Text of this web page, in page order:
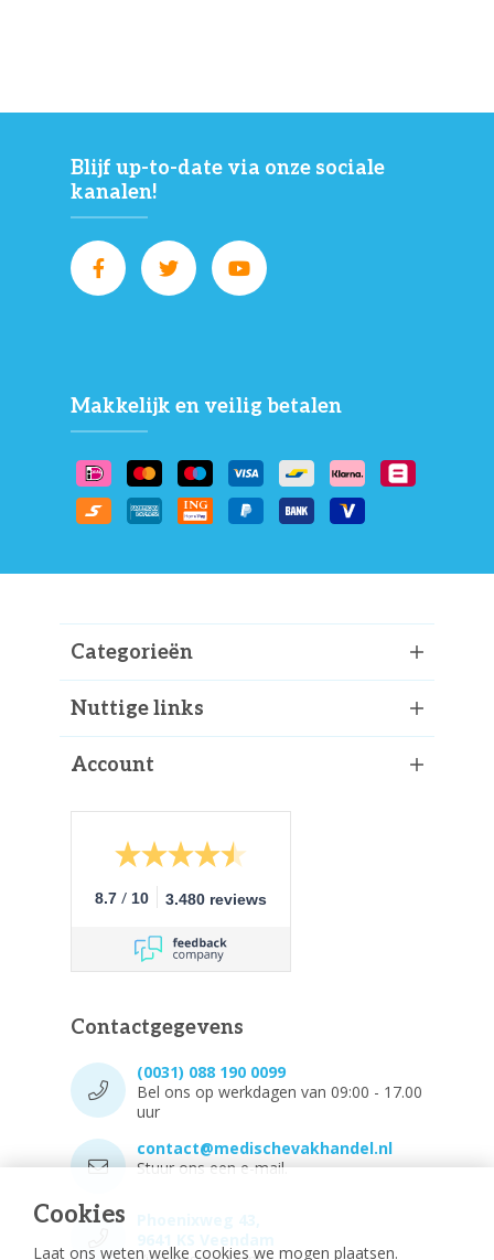
Cookies
Laat ons weten welke cookies we mogen plaatsen.
Blijf up-to-date via onze sociale
kanalen!
Makkelijk en veilig betalen
Categorieën
Nuttige links
Account
8.7 / 10 3.480 reviews
Contactgegevens
(0031) 088 190 0099
Bel ons op werkdagen van 09:00 - 17.00
uur
contact@medischevakhandel.nl
Stuur ons een e-mail.